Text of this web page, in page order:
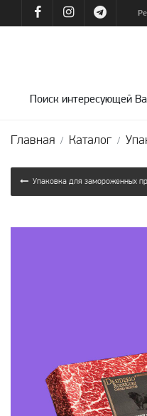
Поиск интересующей
Главная Каталог
Упаковка для замороженных